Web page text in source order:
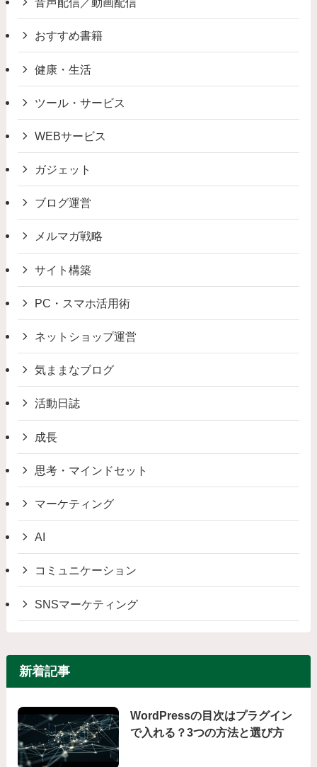
おすすめ書籍
健康・生活
ツール・サービス
WEBサービス
ガジェット
ブログ運営
メルマガ戦略
サイト構築
PC・スマホ活用術
ネットショップ運営
気ままなブログ
活動日誌
成長
思考・マインドセット
マーケティング
AI
コミュニケーション
SNSマーケティング
新着記事
WordPressの目次はプラグイン
で入れる？3つの方法と選び方